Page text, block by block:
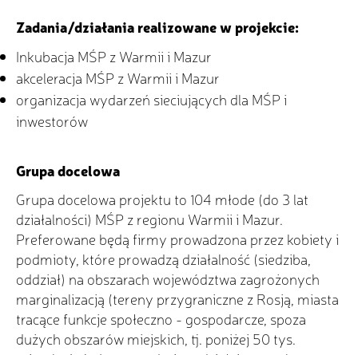
Zadania/działania realizowane w projekcie:
Inkubacja MŚP z Warmii i Mazur
akceleracja MŚP z Warmii i Mazur
organizacja wydarzeń sieciujących dla MŚP i
inwestorów
Grupa docelowa
Grupa docelowa projektu to 104 młode (do 3 lat
działalności) MŚP z regionu Warmii i Mazur.
Preferowane będą firmy prowadzona przez kobiety i
podmioty, które prowadzą działalność (siedziba,
oddział) na obszarach województwa zagrożonych
marginalizacją (tereny przygraniczne z Rosją, miasta
tracące funkcje społeczno - gospodarcze, spoza
dużych obszarów miejskich, tj. poniżej 50 tys.